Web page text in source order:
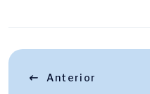
Anterior